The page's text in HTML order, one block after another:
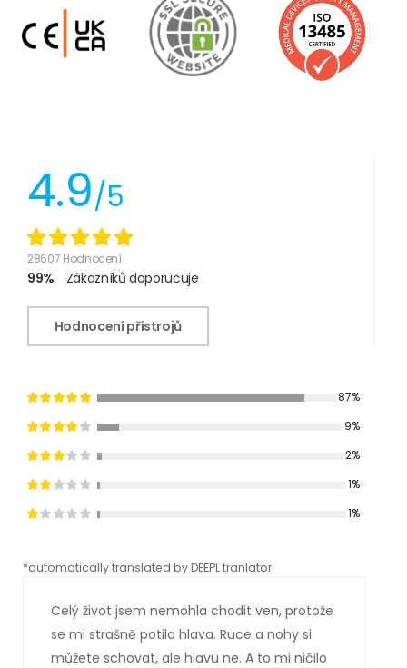
4.9/5
28607 Hodnocení
99% Zákazníků doporučuje
Hodnocení přístrojů
87%
9%
2%
1%
1%
*automatically translated by DEEPL tranlator
Celý život jsem nemohla chodit ven, protože
se mi strašně potila hlava. Ruce a nohy si
můžete schovat, ale hlavu ne. A to mi ničilo